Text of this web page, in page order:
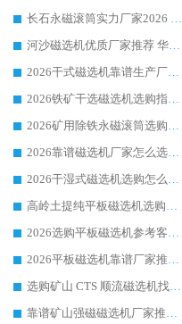
长石永磁滚筒实力厂家2026 华体会手机网页版-华体会(中国) 深耕磁电领域品质可靠
河沙磁选机优质厂家推荐 华体会手机网页版-华体会(中国) 获实力与口碑企业
2026干式磁选机靠谱生产厂家参考：华体会手机网页版-华体会(中国) 多款设备适配多行业选矿需求
2026铁矿干选磁选机选购指南，众多矿山用户青睐华体会手机网页版-华体会(中国) 源头厂家
2026矿用除铁永磁滚筒选购参考，高口碑源头厂家优选华体会手机网页版-华体会(中国)
2026靠谱磁选机厂家怎么选?综合实测，众多客户青睐华体会手机网页版-华体会(中国) 设备
2026干湿式磁选机选购怎么选?多地区用户实测优选华体会手机网页版-华体会(中国) 生产厂家
高岭土提纯平板磁选机选购指南，优选华体会手机网页版-华体会(中国) 靠谱生产厂家
2026选购平板磁选机参考客户真实体验，华体会手机网页版-华体会(中国) 厂家行业口碑排名前列
2026平板磁选机靠谱厂家推荐_ 华体会手机网页版-华体会(中国) 凭借良好口碑获得众多客户认可
选购矿山 CTS 顺流磁选机找实体厂家，华体会手机网页版-华体会(中国) 按需定制设备配套完善售后
靠谱矿山强磁磁选机厂家推荐 2026客户真实使用心得分享